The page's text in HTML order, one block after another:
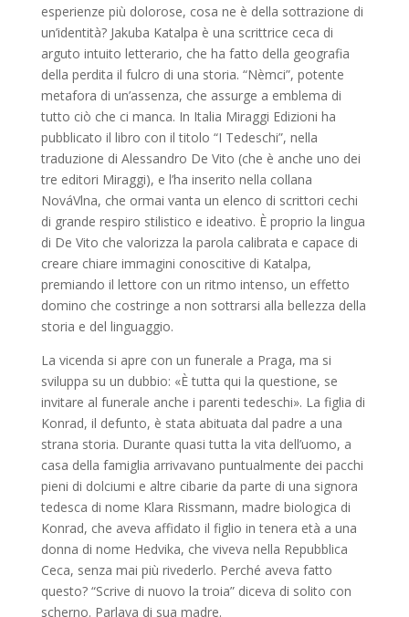
esperienze più dolorose, cosa ne è della sottrazione di
un’identità? Jakuba Katalpa è una scrittrice ceca di
arguto intuito letterario, che ha fatto della geografia
della perdita il fulcro di una storia. “Nèmci”, potente
metafora di un’assenza, che assurge a emblema di
tutto ciò che ci manca. In Italia Miraggi Edizioni ha
pubblicato il libro con il titolo “I Tedeschi”, nella
traduzione di Alessandro De Vito (che è anche uno dei
tre editori Miraggi), e l’ha inserito nella collana
NováVlna, che ormai vanta un elenco di scrittori cechi
di grande respiro stilistico e ideativo. È proprio la lingua
di De Vito che valorizza la parola calibrata e capace di
creare chiare immagini conoscitive di Katalpa,
premiando il lettore con un ritmo intenso, un effetto
domino che costringe a non sottrarsi alla bellezza della
storia e del linguaggio.
La vicenda si apre con un funerale a Praga, ma si
sviluppa su un dubbio: «È tutta qui la questione, se
invitare al funerale anche i parenti tedeschi». La figlia di
Konrad, il defunto, è stata abituata dal padre a una
strana storia. Durante quasi tutta la vita dell’uomo, a
casa della famiglia arrivavano puntualmente dei pacchi
pieni di dolciumi e altre cibarie da parte di una signora
tedesca di nome Klara Rissmann, madre biologica di
Konrad, che aveva affidato il figlio in tenera età a una
donna di nome Hedvika, che viveva nella Repubblica
Ceca, senza mai più rivederlo. Perché aveva fatto
questo? “Scrive di nuovo la troia” diceva di solito con
scherno. Parlava di sua madre.